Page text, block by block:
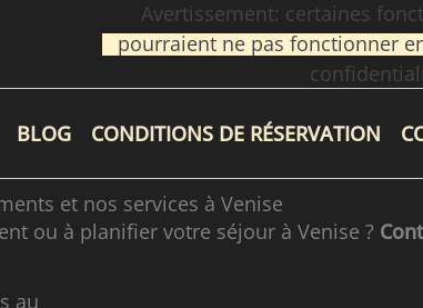
Avertissement: certaines
pourraient ne pas fonctionner
BLOG CONDITIONS DE RÉSERVATION
et nos services à Venise
ou à planifier votre séjour à Venise ?
au